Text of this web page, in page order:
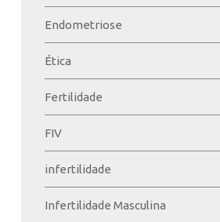
Endometriose
Ética
Fertilidade
FIV
infertilidade
Infertilidade Masculina